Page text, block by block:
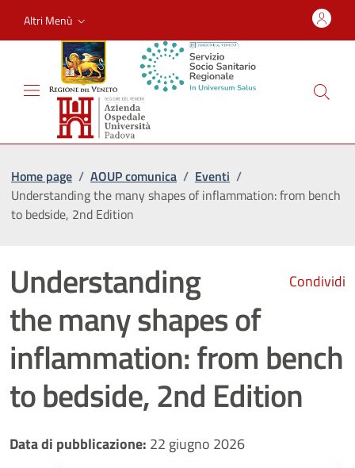
Altri Menù
Home page / AOUP comunica / Eventi /
Understanding the many shapes of inflammation: from bench
to bedside, 2nd Edition
Condividi
Understanding
the many shapes of
inflammation: from bench
to bedside, 2nd Edition
Data di pubblicazione: 22 giugno 2026